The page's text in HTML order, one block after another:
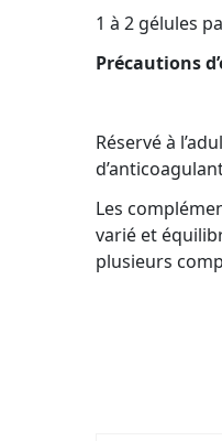
1 à 2 gélules
Précautions
Réservé à
Les
varié et
plusieurs